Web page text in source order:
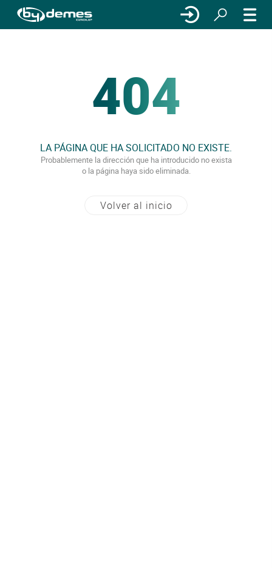
404
LA PÁGINA QUE HA SOLICITADO NO EXISTE.
Probablemente la dirección que ha introducido no exista
o la página haya sido eliminada.
Volver al inicio